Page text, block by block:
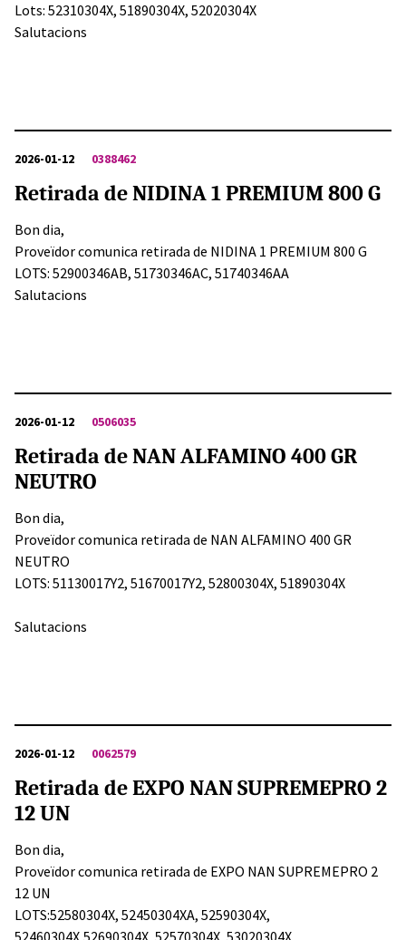
Lots: 52310304X, 51890304X, 52020304X
Salutacions
2026-01-12 0388462
Retirada de NIDINA 1 PREMIUM 800 G
Bon dia,
Proveïdor comunica retirada de NIDINA 1 PREMIUM 800 G
LOTS: 52900346AB, 51730346AC, 51740346AA
Salutacions
2026-01-12 0506035
Retirada de NAN ALFAMINO 400 GR
NEUTRO
Bon dia,
Proveïdor comunica retirada de NAN ALFAMINO 400 GR
NEUTRO
LOTS: 51130017Y2, 51670017Y2, 52800304X, 51890304X
Salutacions
2026-01-12 0062579
Retirada de EXPO NAN SUPREMEPRO 2
12 UN
Bon dia,
Proveïdor comunica retirada de EXPO NAN SUPREMEPRO 2
12 UN
LOTS:52580304X, 52450304XA, 52590304X,